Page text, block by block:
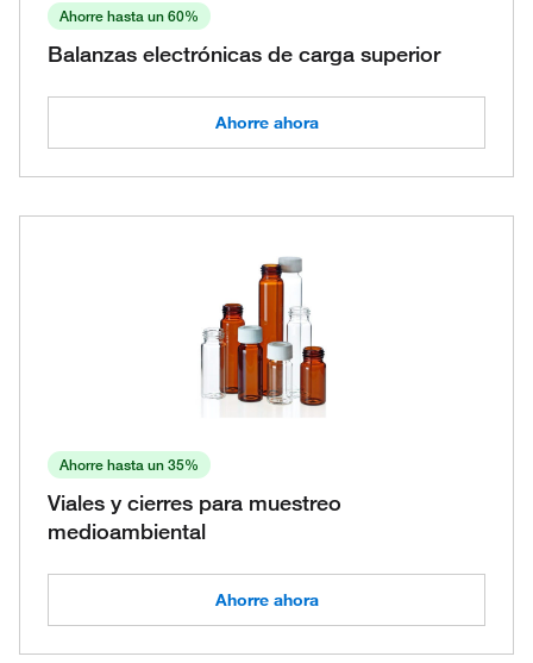
Ahorre hasta un 60%
Balanzas electrónicas de carga superior
Ahorre ahora
Ahorre hasta un 35%
Viales y cierres para muestreo
medioambiental
Ahorre ahora